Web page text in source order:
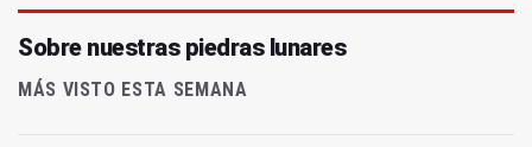
Sobre nuestras piedras lunares
MÁS VISTO ESTA SEMANA